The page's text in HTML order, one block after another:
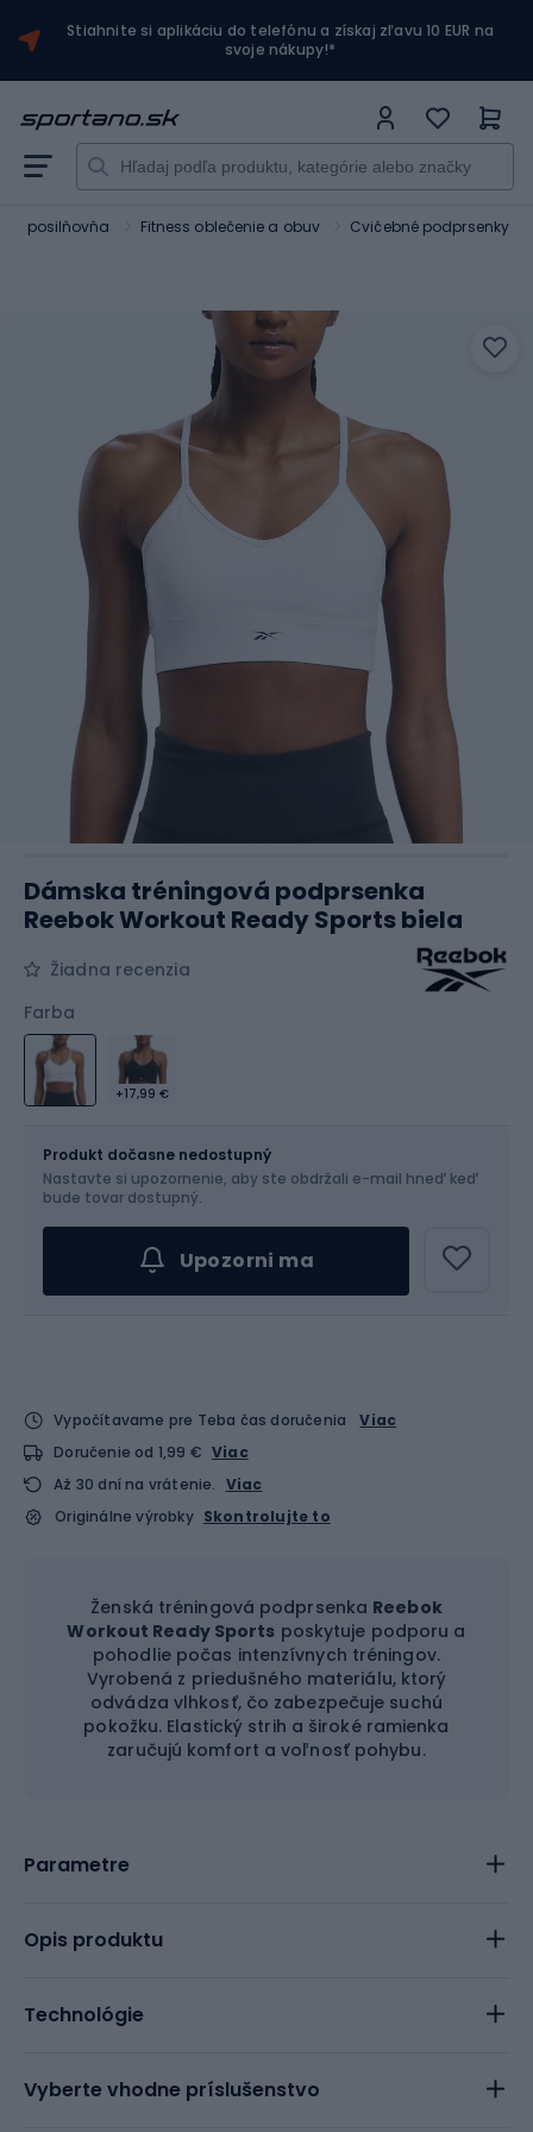
Stiahnite si aplikáciu do telefónu a získaj zľavu 10 EUR na
svoje nákupy!*
a posilňovňa Fitness oblečenie a obuv Cvičebné podprsenky
Dámska tréningová podprsenka
Reebok Workout Ready Sports biela
Žiadna recenzia
Farba
+17,99 €
Vyber veľkosť...
Produkt dočasne nedostupný
Nastavte si upozornenie, aby ste obdržali e-mail hneď keď
bude tovar dostupný.
Upozorni ma
Vypočítavame pre Teba čas doručenia
Viac
Doručenie od 1,99 € Viac
Až 30 dní na vrátenie. Viac
Originálne výrobky Skontrolujte to
Ženská tréningová podprsenka Reebok
Workout Ready Sports poskytuje podporu a
pohodlie počas intenzívnych tréningov.
Vyrobená z priedušného materiálu, ktorý
odvádza vlhkosť, čo zabezpečuje suchú
pokožku. Elastický strih a široké ramienka
zaručujú komfort a voľnosť pohybu.
Parametre
Opis produktu
Technológie
Vyberte vhodne príslušenstvo